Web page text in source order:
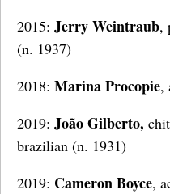
2015: Jerry Weintraub,
(n. 1937)
2018: Marina Procopie,
2019: João Gilberto,
brazilian (n. 1931)
2019: Cameron Boyce,